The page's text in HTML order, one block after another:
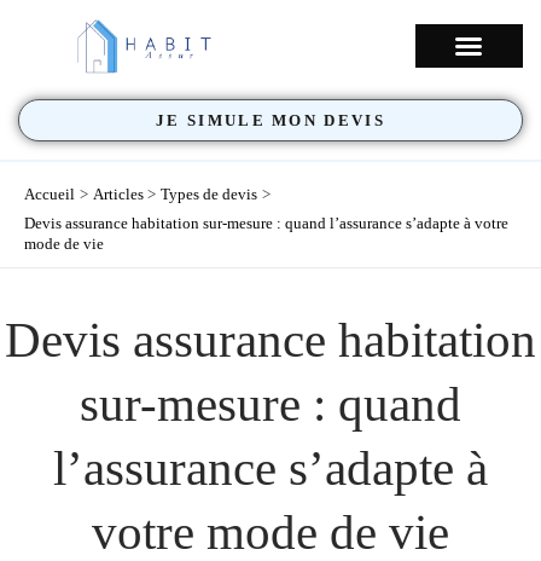
contenu
JE SIMULE MON DEVIS
Accueil Articles
Types de devis
Devis assurance habitation sur-mesure : quand l’assurance s’adapte à votre
mode de vie
Devis assurance habitation
sur-mesure : quand
l’assurance s’adapte à
votre mode de vie